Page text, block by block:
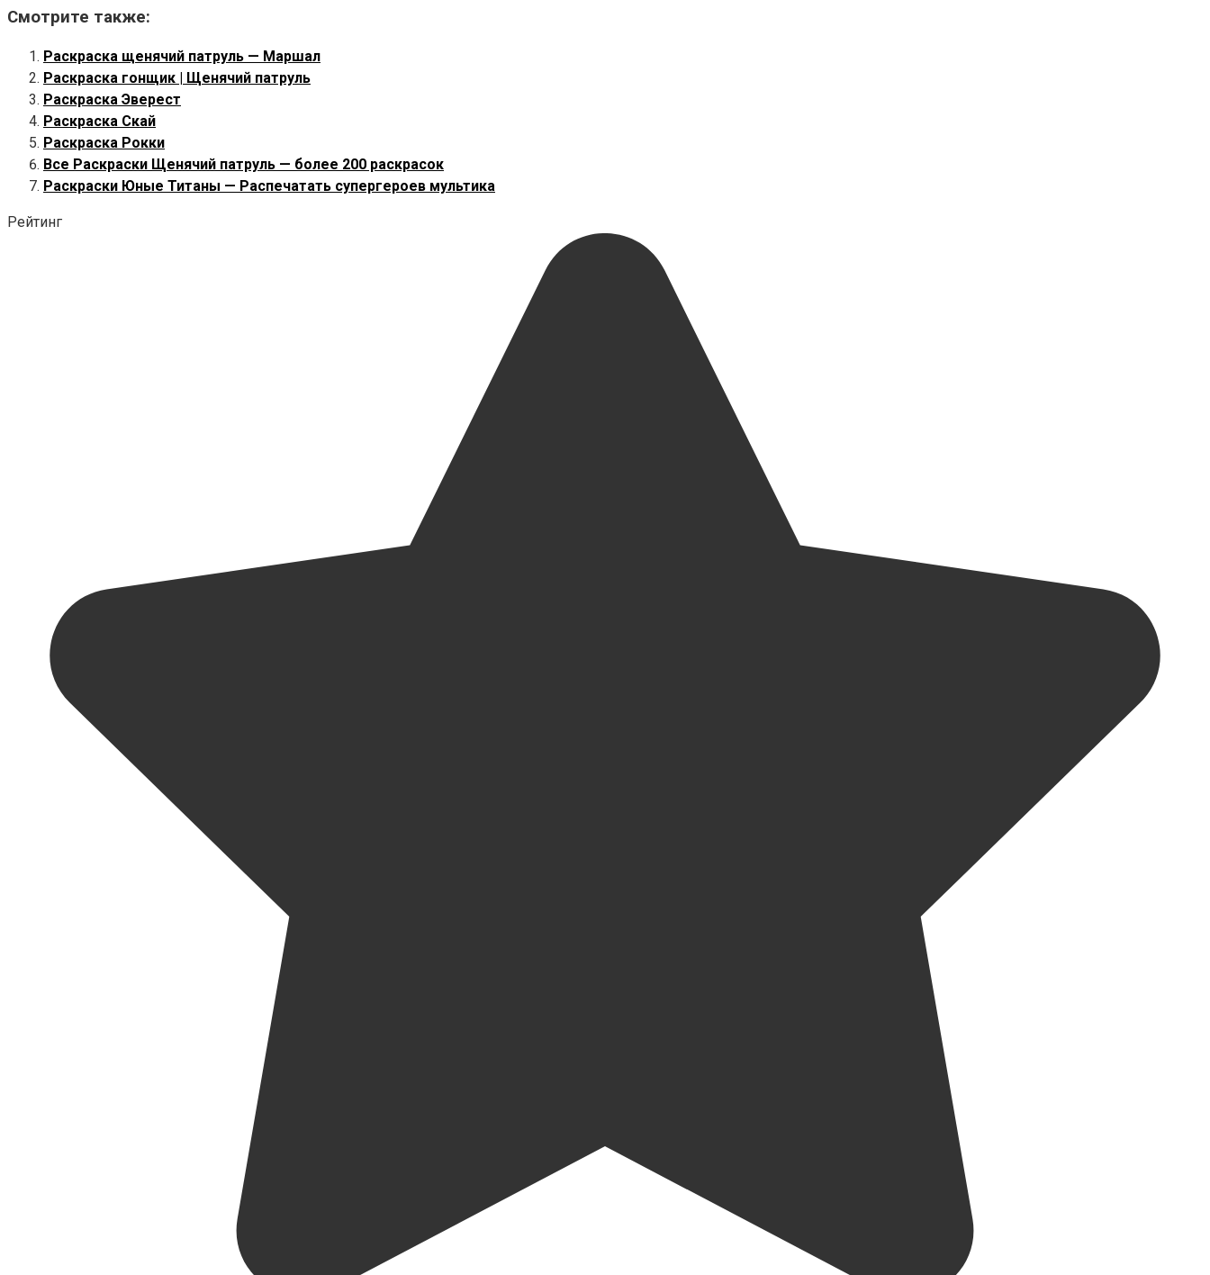
Смотрите также:
Раскраска щенячий патруль — Маршал
Раскраска гонщик | Щенячий патруль
Раскраска Эверест
Раскраска Скай
Раскраска Рокки
Все Раскраски Щенячий патруль — более 200 раскрасок
Раскраски Юные Титаны — Распечатать супергероев мультика
Рейтинг